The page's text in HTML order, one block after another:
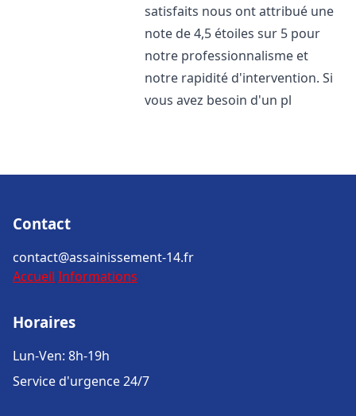
satisfaits nous ont attribué une
note de 4,5 étoiles sur 5 pour
notre professionnalisme et
notre rapidité d'intervention. Si
vous avez besoin d'un pl
Contact
contact@assainissement-14.fr
Accueil Informations
Horaires
Lun-Ven: 8h-19h
Service d'urgence 24/7